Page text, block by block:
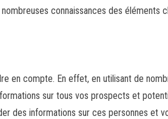
connaissances des éléments
en compte. En effet, en utilisant de
sur tous vos prospects et
des informations sur ces personnes et